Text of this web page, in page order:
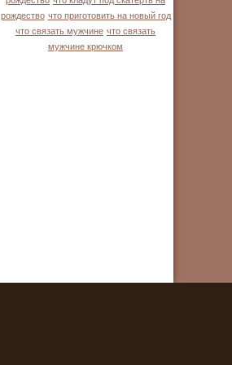
рождество что приготовить на новый год
что связать мужчине что связать
мужчине крючком